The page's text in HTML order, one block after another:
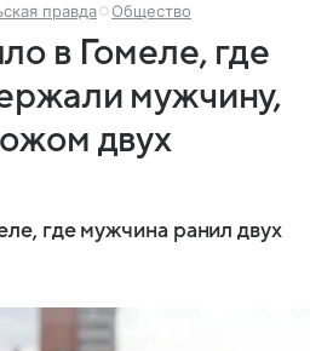
правда Общество
в Гомеле, где
мужчину,
двух
где мужчина ранил двух